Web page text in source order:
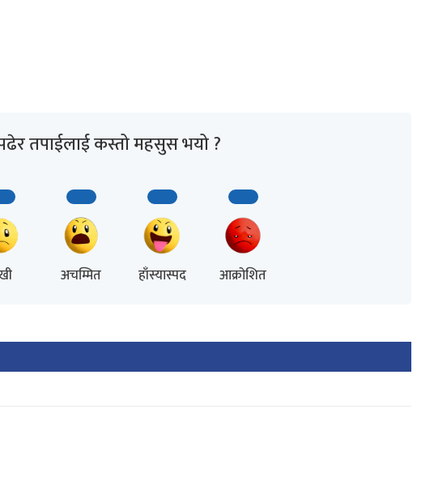
तपाईलाई कस्तो महसुस भयो ?
अचम्मित हाँस्यास्पद आक्रोशित